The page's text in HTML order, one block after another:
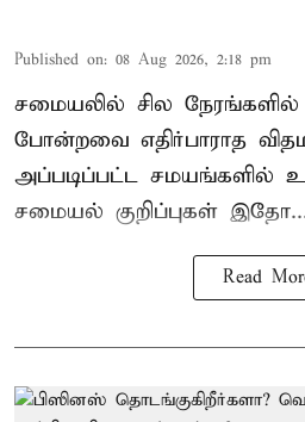
Published on: 08 Aug 2026, 2:18 pm
சமையலில் சில நேரங்களில்
போன்றவை எதிர்பாராத
அப்படிப்பட்ட சமயங்களில்
சமையல் குறிப்புகள்
Read